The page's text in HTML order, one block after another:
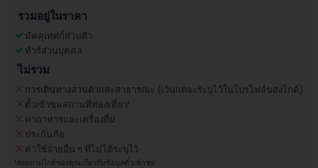
รวมอยู่ในราคา
มัคคุเทศก์ส่วนตัว
ทัวร์ส่วนบุคคล
ไม่รวม
การเดินทางส่วนตัวและสาธารณะ (เว้นแต่จะระบุไว้ในโปรไฟล์ของไกด์)
ตั๋วเข้าชมสถานที่ท่องเที่ยว¹
ค่าอาหารและเครื่องดื่ม
ประกันภัย
ค่าใช้จ่ายอื่น ๆ ที่ไม่ได้ระบุไว้
¹สอบถามไกด์ของคุณเกี่ยวกับข้อมูลตั๋วเข้าชม